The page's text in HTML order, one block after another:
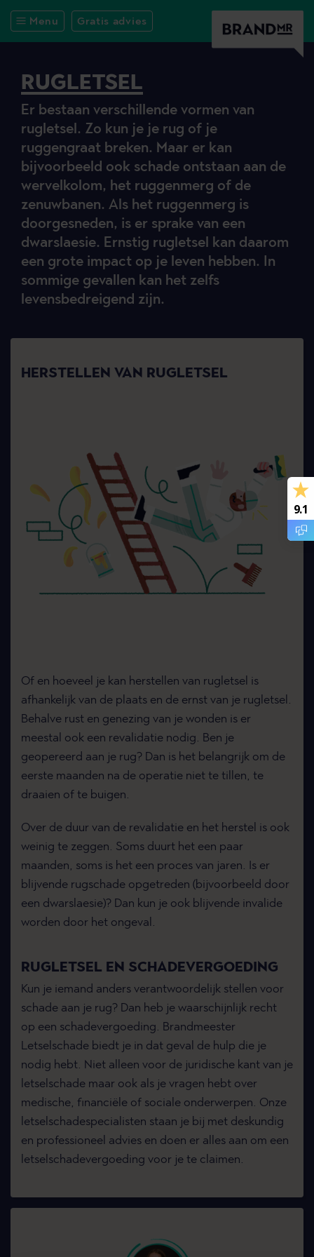
Menu Gratis advies
RUGLETSEL
Er bestaan verschillende vormen van
rugletsel. Zo kun je je rug of je
ruggengraat breken. Maar er kan
bijvoorbeeld ook schade ontstaan aan de
wervelkolom, het ruggenmerg of de
zenuwbanen. Als het ruggenmerg is
doorgesneden, is er sprake van een
dwarslaesie. Ernstig rugletsel kan daarom
een grote impact op je leven hebben. In
sommige gevallen kan het zelfs
levensbedreigend zijn.
HERSTELLEN VAN RUGLETSEL
Of en hoeveel je kan herstellen van rugletsel is
afhankelijk van de plaats en de ernst van je rugletsel.
Behalve rust en genezing van je wonden is er
meestal ook een revalidatie nodig. Ben je
geopereerd aan je rug? Dan is het belangrijk om de
eerste maanden na de operatie niet te tillen, te
draaien of te buigen.
Over de duur van de revalidatie en het herstel is ook
weinig te zeggen. Soms duurt het een paar
maanden, soms is het een proces van jaren. Is er
blijvende rugschade opgetreden (bijvoorbeeld door
een dwarslaesie)? Dan kun je ook blijvende invalide
worden door het ongeval.
RUGLETSEL EN SCHADEVERGOEDING
Kun je iemand anders verantwoordelijk stellen voor
schade aan je rug? Dan heb je waarschijnlijk recht
op een schadevergoeding. Brandmeester
Letselschade biedt je in dat geval de hulp die je
nodig hebt. Niet alleen voor de juridische kant van je
letselschade maar ook als je vragen hebt over
medische, financiële of sociale onderwerpen. Onze
letselschadespecialisten staan je bij met deskundig
en professioneel advies en doen er alles aan om een
letselschadevergoeding voor je te claimen.
9.1